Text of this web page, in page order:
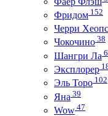
Фридом 152
Черри Хеопс
Чокочино 38
Шангри Ла
Эксплорер
Эль Торо 102
Яна 39
Wow 47